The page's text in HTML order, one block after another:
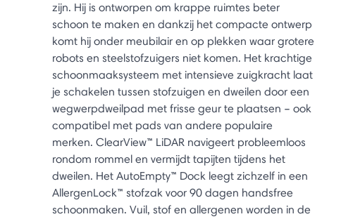
zijn. Hij is ontworpen om krappe ruimtes beter
schoon te maken en dankzij het compacte ontwerp
komt hij onder meubilair en op plekken waar grotere
robots en steelstofzuigers niet komen. Het krachtige
schoonmaaksysteem met intensieve zuigkracht laat
je schakelen tussen stofzuigen en dweilen door een
wegwerpdweilpad met frisse geur te plaatsen – ook
compatibel met pads van andere populaire
merken. ClearView™ LiDAR navigeert probleemloos
rondom rommel en vermijdt tapijten tijdens het
dweilen. Het AutoEmpty™ Dock leegt zichzelf in een
AllergenLock™ stofzak voor 90 dagen handsfree
schoonmaken. Vuil, stof en allergenen worden in de